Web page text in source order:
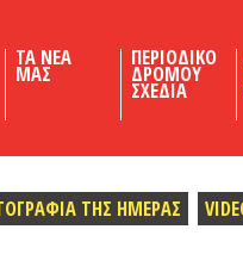
ΤΑ ΝΕΑ
ΜΑΣ
ΠΕΡΙΟΔΙΚΟ
ΔΡΟΜΟΥ
ΣΧΕΔΙΑ
ΤΗΣ ΗΜΕΡΑΣ